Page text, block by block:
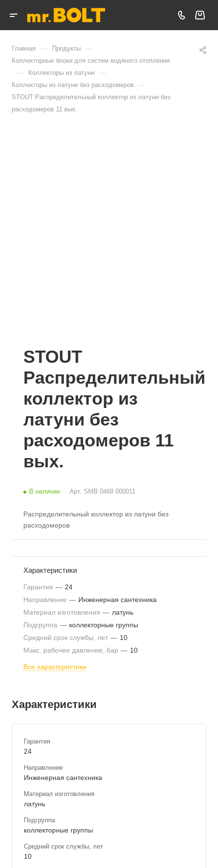
Главная — Продукты —
Коллекторные блоки для систем водяного отопления
— Коллекторы из латуни —
Коллекторы из латуни без расходомеров —
STOUT Распределительный коллектор из латуни без
расходомеров 11 вых.
STOUT
Распределительный
коллектор из
латуни без
расходомеров 11
вых.
В наличии Арт. SMB 0468 000011
Распределительный коллектор из латуни без
расходомеров
Характеристики
Гарантия — 24
Направление — Инженерная сантехника
Материал изготовления — латунь
Подгруппа — коллекторные группы
Средний срок службы, лет — 10
Макс. рабочее давление, бар — 10
Все характеристики
Характеристики
Гарантия
24
Направление
Инженерная сантехника
Материал изготовления
латунь
Подгруппа
коллекторные группы
Средний срок службы, лет
10